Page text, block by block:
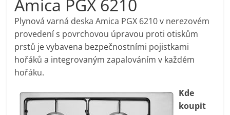
pračky,
televize,
notebooky,
mobilní
Amica PGX 6210
Plynová varná deska Amica PGX 6210 v nerezovém
provedení s povrchovou úpravou proti otiskům
prstů je vybavena bezpečnostními pojistkami
hořáků a integrovaným zapalováním v každém
hořáku.
Kde
koupit